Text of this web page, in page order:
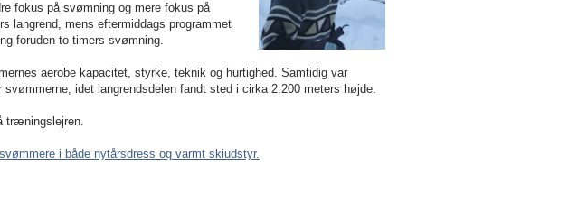
fokus på svømning og mere fokus på
langrend, mens eftermiddags programmet
foruden to timers svømning.
aerobe kapacitet, styrke, teknik og hurtighed. Samtidig var
idet langrendsdelen fandt sted i cirka 2.200 meters højde.
træningslejren.
i både nytårsdress og varmt skiudstyr.